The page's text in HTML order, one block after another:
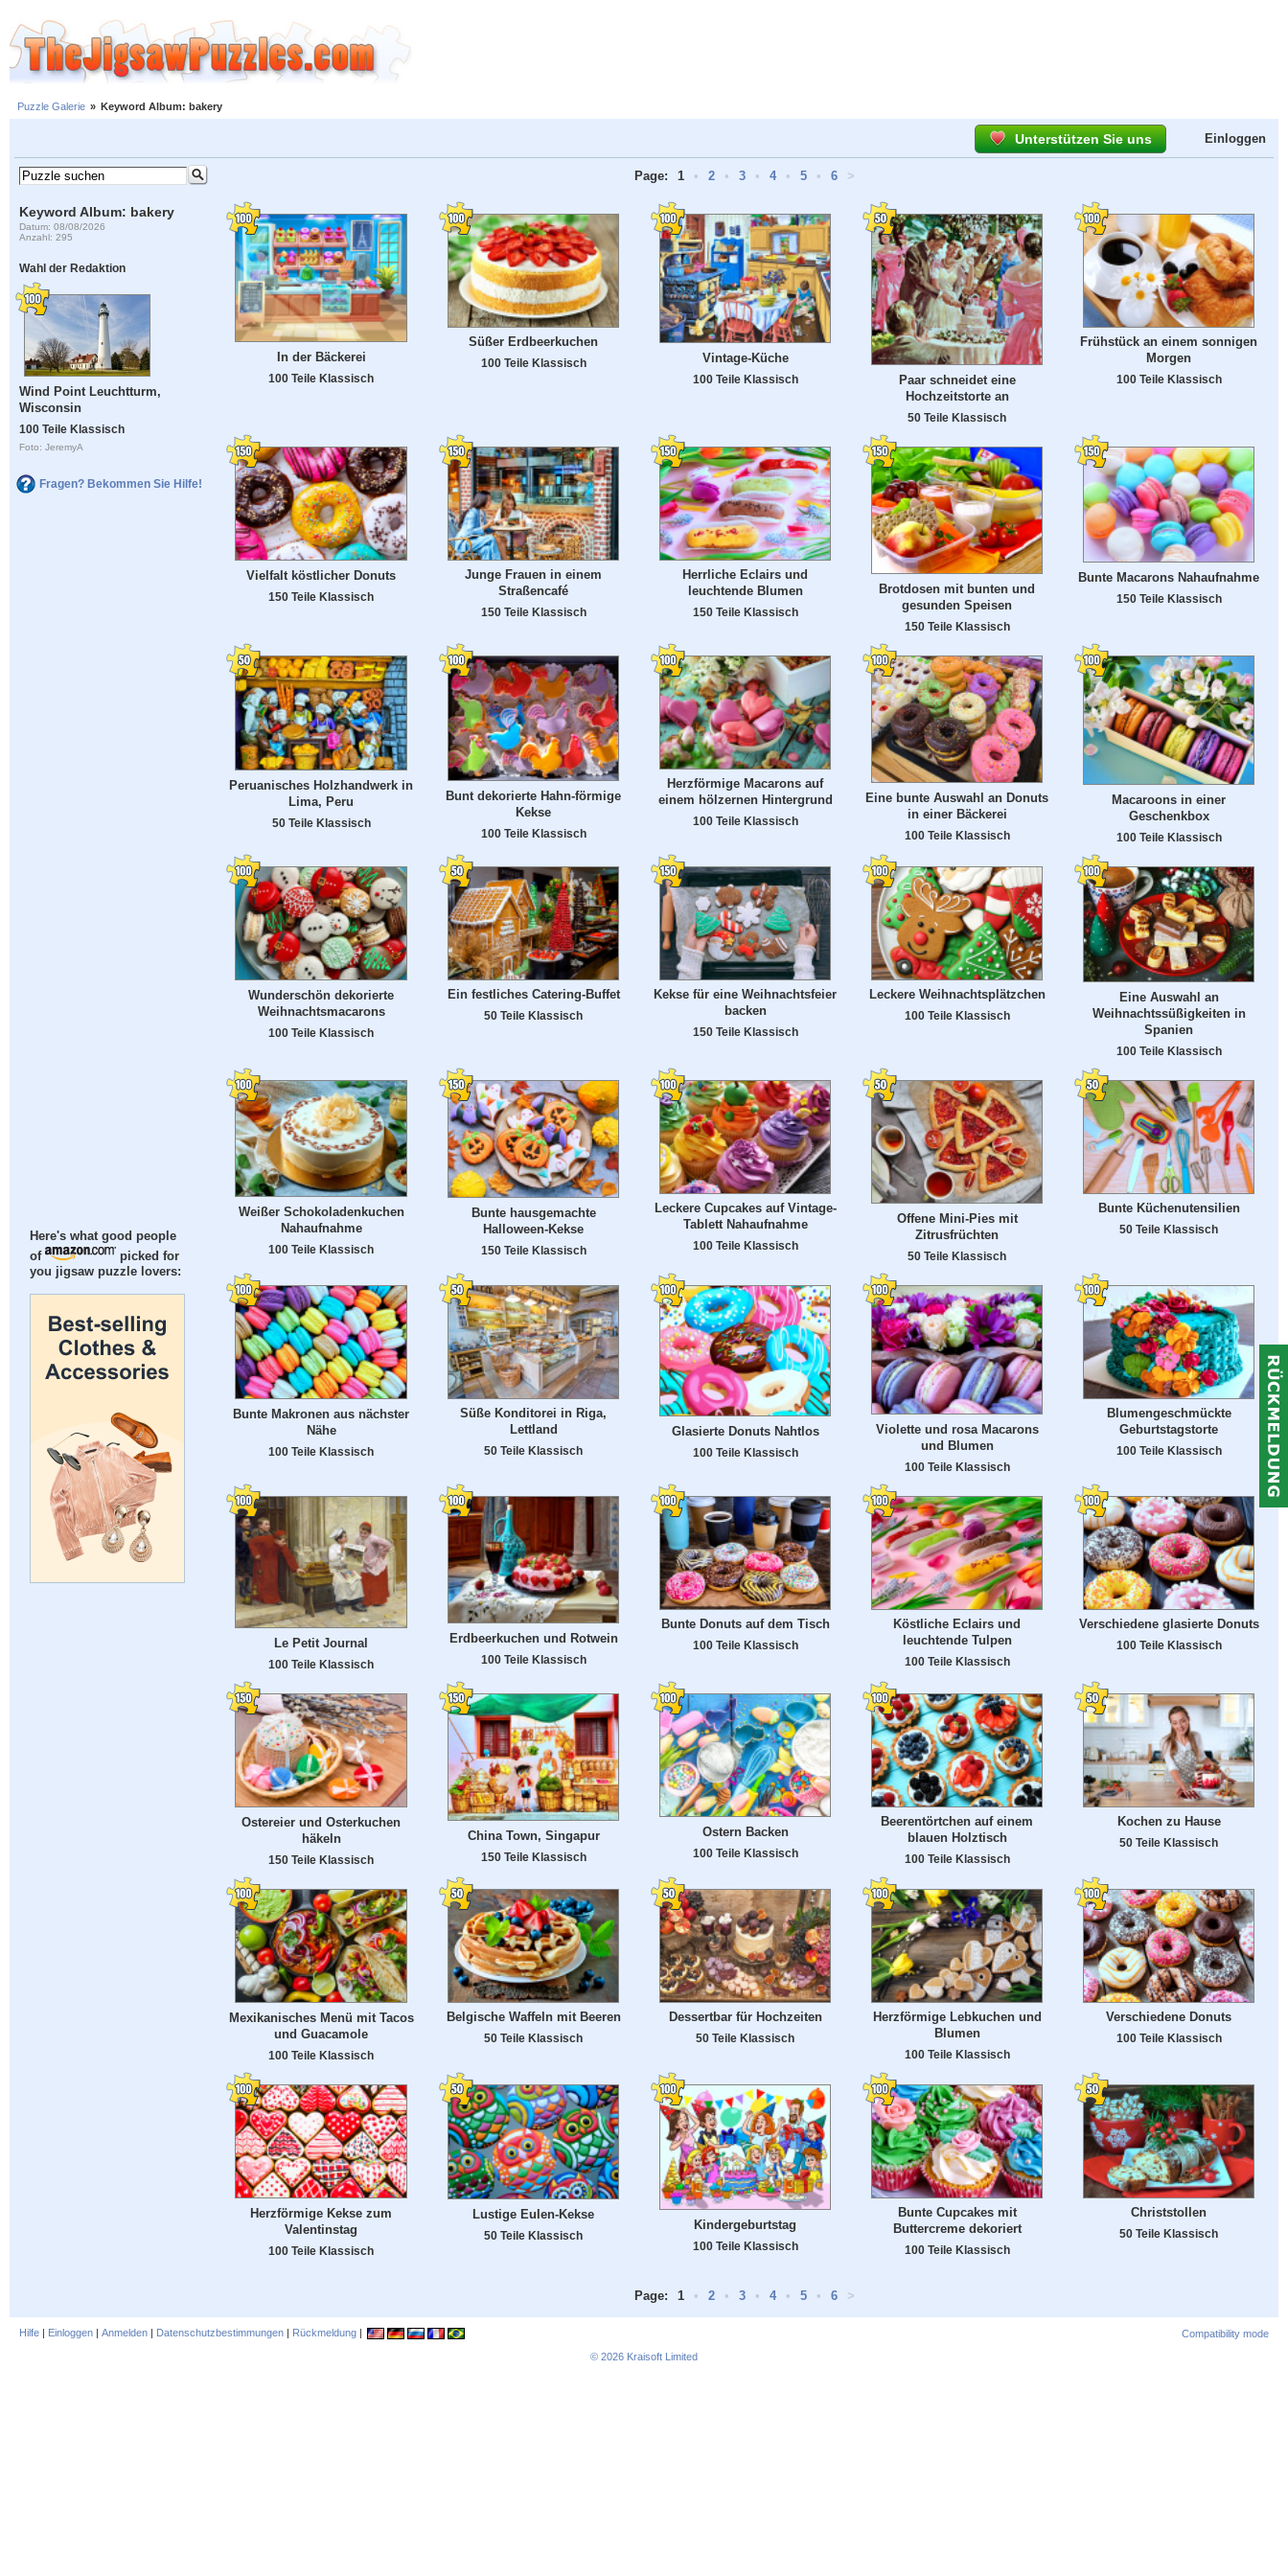
Puzzle Galerie » Keyword Album: bakery
Unterstützen Sie uns Einloggen
Keyword Album: bakery
Datum: 08/08/2026
Anzahl: 295
Wahl der Redaktion
Wind Point Leuchtturm,
Wisconsin
100 Teile Klassisch
Foto: JeremyA
Fragen? Bekommen Sie Hilfe!
Here's what good people
of
picked for
you jigsaw puzzle lovers:
Page: 1 • 2 • 3 • 4 • 5 • 6 >
In der Bäckerei
100 Teile Klassisch
Süßer Erdbeerkuchen
100 Teile Klassisch Vintage-Küche
100 Teile Klassisch
Paar schneidet eine
Hochzeitstorte an
50 Teile Klassisch
Frühstück an einem sonnigen
Morgen
100 Teile Klassisch
Vielfalt köstlicher Donuts
150 Teile Klassisch
Junge Frauen in einem
Straßencafé
150 Teile Klassisch
Herrliche Eclairs und
leuchtende Blumen
150 Teile Klassisch
Brotdosen mit bunten und
gesunden Speisen
150 Teile Klassisch
Bunte Macarons Nahaufnahme
150 Teile Klassisch
Peruanisches Holzhandwerk in
Lima, Peru
50 Teile Klassisch
Bunt dekorierte Hahn-förmige
Kekse
100 Teile Klassisch
Herzförmige Macarons auf
einem hölzernen Hintergrund
100 Teile Klassisch
Eine bunte Auswahl an Donuts
in einer Bäckerei
100 Teile Klassisch
Macaroons in einer
Geschenkbox
100 Teile Klassisch
Wunderschön dekorierte
Weihnachtsmacarons
100 Teile Klassisch
Ein festliches Catering-Buffet
50 Teile Klassisch
Kekse für eine Weihnachtsfeier
backen
150 Teile Klassisch
Leckere Weihnachtsplätzchen
100 Teile Klassisch
Eine Auswahl an
Weihnachtssüßigkeiten in
Spanien
100 Teile Klassisch
Weißer Schokoladenkuchen
Nahaufnahme
100 Teile Klassisch
Bunte hausgemachte
Halloween-Kekse
150 Teile Klassisch
Leckere Cupcakes auf Vintage-
Tablett Nahaufnahme
100 Teile Klassisch
Offene Mini-Pies mit
Zitrusfrüchten
50 Teile Klassisch
Bunte Küchenutensilien
50 Teile Klassisch
Bunte Makronen aus nächster
Nähe
100 Teile Klassisch
Süße Konditorei in Riga,
Lettland
50 Teile Klassisch
Glasierte Donuts Nahtlos
100 Teile Klassisch
Violette und rosa Macarons
und Blumen
100 Teile Klassisch
Blumengeschmückte
Geburtstagstorte
100 Teile Klassisch
Le Petit Journal
100 Teile Klassisch
Erdbeerkuchen und Rotwein
100 Teile Klassisch
Bunte Donuts auf dem Tisch
100 Teile Klassisch
Köstliche Eclairs und
leuchtende Tulpen
100 Teile Klassisch
Verschiedene glasierte Donuts
100 Teile Klassisch
Ostereier und Osterkuchen
häkeln
150 Teile Klassisch
China Town, Singapur
150 Teile Klassisch
Ostern Backen
100 Teile Klassisch
Beerentörtchen auf einem
blauen Holztisch
100 Teile Klassisch
Kochen zu Hause
50 Teile Klassisch
Mexikanisches Menü mit Tacos
und Guacamole
100 Teile Klassisch
Belgische Waffeln mit Beeren
50 Teile Klassisch
Dessertbar für Hochzeiten
50 Teile Klassisch
Herzförmige Lebkuchen und
Blumen
100 Teile Klassisch
Verschiedene Donuts
100 Teile Klassisch
Herzförmige Kekse zum
Valentinstag
100 Teile Klassisch
Lustige Eulen-Kekse
50 Teile Klassisch
Kindergeburtstag
100 Teile Klassisch
Bunte Cupcakes mit
Buttercreme dekoriert
100 Teile Klassisch
Christstollen
50 Teile Klassisch
Page: 1 • 2 • 3 • 4 • 5 • 6 >
Hilfe | Einloggen | Anmelden | Datenschutzbestimmungen | Rückmeldung |
Compatibility mode
© 2026 Kraisoft Limited